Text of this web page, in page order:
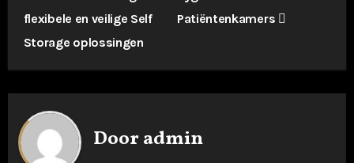
r
i
c
h
flexibele en veilige Self
Storage oplossingen
Patiëntenkamers
Door admin